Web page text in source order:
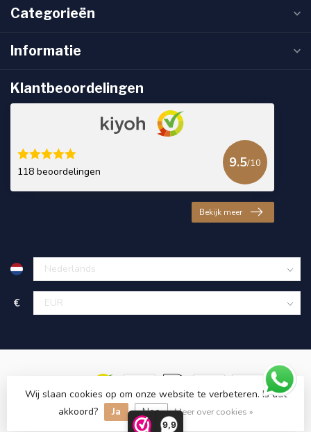
9,9
Categorieën
Informatie
Klantbeoordelingen
118 beoordelingen
9.5/10
Bekijk meer
€
© Copyright 2026 KING Microschroeven
Wij slaan cookies op om onze website te verbeteren. Is dat
akkoord?
Ja Nee Meer over cookies »